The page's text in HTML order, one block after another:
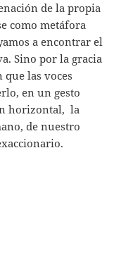
de la propia
como metáfora
a encontrar el
Sino por la gracia
que las voces
en un gesto
horizontal, la
de nuestro